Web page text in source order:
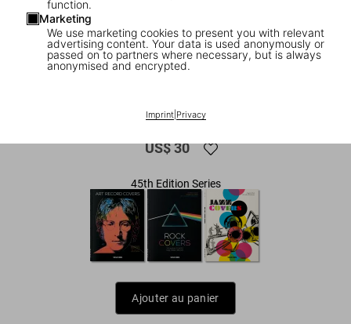
function.
Marketing
We use marketing cookies to present you with relevant
advertising content. Your data is used anonymously or
passed on to partners where necessary, but is always
anonymised and encrypted.
Imprint| Privacy
1 /
Funk & Soul Covers. 45th Ed.
US$ 30
45th Edition Series
Ajouter au panier